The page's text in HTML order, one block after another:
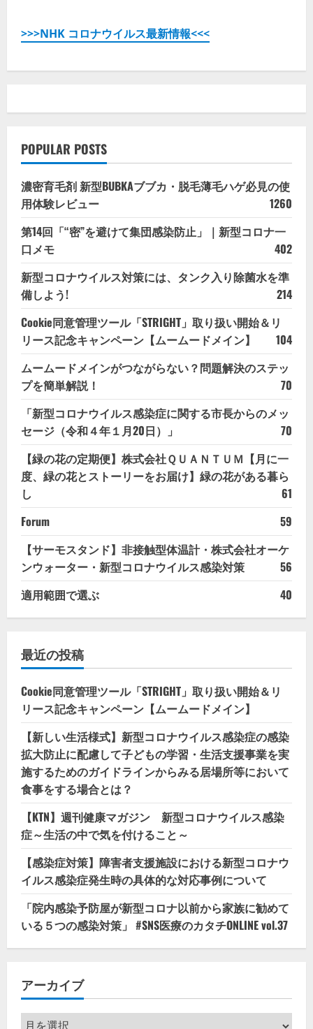
>>>NHK コロナウイルス最新情報<<<
POPULAR POSTS
濃密育毛剤 新型BUBKAブブカ・脱毛薄毛ハゲ必見の使
用体験レビュー
1260
第14回「“密”を避けて集団感染防止」｜新型コロナ一
口メモ
402
新型コロナウイルス対策には、タンク入り除菌水を準
備しよう!
214
Cookie同意管理ツール「STRIGHT」取り扱い開始＆リ
リース記念キャンペーン【ムームードメイン】
104
ムームードメインがつながらない？問題解決のステッ
プを簡単解説！
70
「新型コロナウイルス感染症に関する市長からのメッ
セージ（令和４年１月20日）」
70
【緑の花の定期便】株式会社ＱＵＡＮＴＵＭ【月に一
度、緑の花とストーリーをお届け】緑の花がある暮ら
し
61
Forum
59
【サーモスタンド】非接触型体温計・株式会社オーケ
ンウォーター・新型コロナウイルス感染対策
56
適用範囲で選ぶ
40
最近の投稿
Cookie同意管理ツール「STRIGHT」取り扱い開始＆リ
リース記念キャンペーン【ムームードメイン】
【新しい生活様式】新型コロナウイルス感染症の感染
拡大防止に配慮して子どもの学習・生活支援事業を実
施するためのガイドラインからみる居場所等において
食事をする場合とは？
【KTN】週刊健康マガジン 新型コロナウイルス感染
症～生活の中で気を付けること～
【感染症対策】障害者支援施設における新型コロナウ
イルス感染症発生時の具体的な対応事例について
「院内感染予防屋が新型コロナ以前から家族に勧めて
いる５つの感染対策」 #SNS医療のカタチONLINE vol.37
アーカイブ
ア